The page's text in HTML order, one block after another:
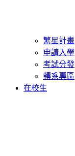
繁星計畫
申請入學
考試分發
轉系專區
在校生